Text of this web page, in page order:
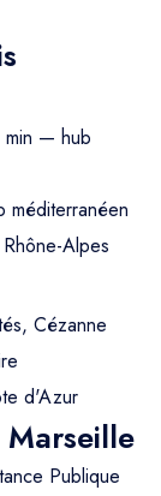
— hub
Alpes
Cézanne
d'Azur
Publique